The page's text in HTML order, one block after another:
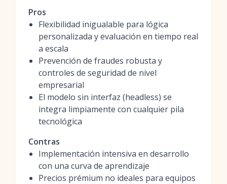
Pros
Flexibilidad inigualable para lógica
personalizada y evaluación en tiempo real
a escala
Prevención de fraudes robusta y
controles de seguridad de nivel
empresarial
El modelo sin interfaz (headless) se
integra limpiamente con cualquier pila
tecnológica
Contras
Implementación intensiva en desarrollo
con una curva de aprendizaje
Precios prémium no ideales para equipos